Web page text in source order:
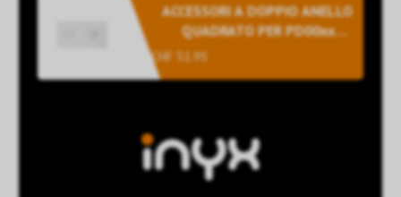
ACCESSORI A DOPPIO ANELLO
QUADRATO PER PD00xxx E
SERIE SM (SENSORE + SPINA) -
CHF 51.95